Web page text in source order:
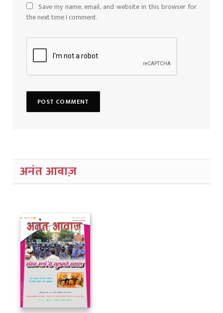
Save my name, email, and website in this browser for
the next time I comment.
अनंत आवाज़